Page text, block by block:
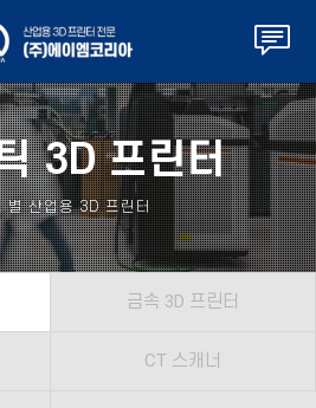
3D 프린터
별 산업용 3D 프린터
금속 3D 프린터
CT 스캐너